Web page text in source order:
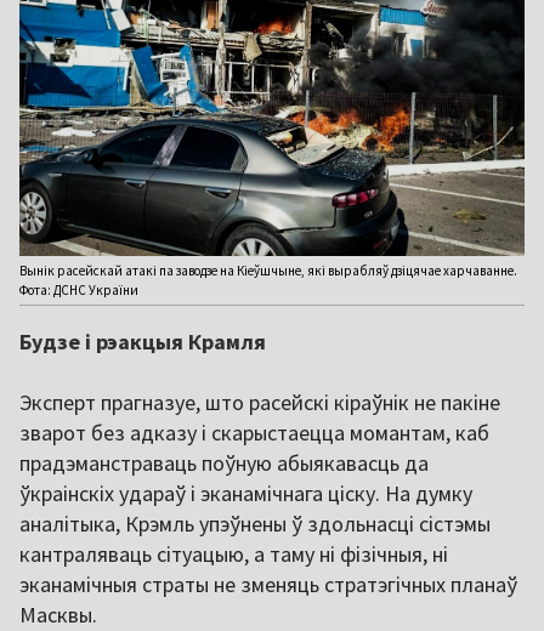
Вынік расейскай атакі па заводзе на Кіеўшчыне, які вырабляў дзіцячае харчаванне.
Фота: ДСНС України
Будзе і рэакцыя Крамля
Эксперт прагназуе, што расейскі кіраўнік не пакіне
зварот без адказу і скарыстаецца момантам, каб
прадэманстраваць поўную абыякавасць да
ўкраінскіх удараў і эканамічнага ціску. На думку
аналітыка, Крэмль упэўнены ў здольнасці сістэмы
кантраляваць сітуацыю, а таму ні фізічныя, ні
эканамічныя страты не зменяць стратэгічных планаў
Масквы.